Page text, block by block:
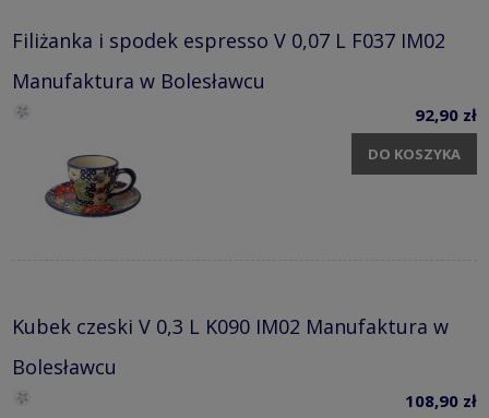
Filiżanka i spodek espresso V 0,07 L F037 IM02
Manufaktura w Bolesławcu
92,90 zł
DO KOSZYKA
Kubek czeski V 0,3 L K090 IM02 Manufaktura w
Bolesławcu
108,90 zł